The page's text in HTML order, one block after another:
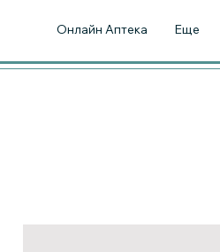
Онлайн Аптека Еще